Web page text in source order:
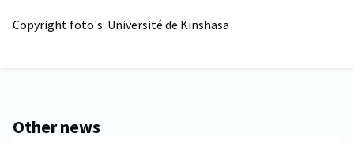
Copyright foto's: Université de Kinshasa
Other news